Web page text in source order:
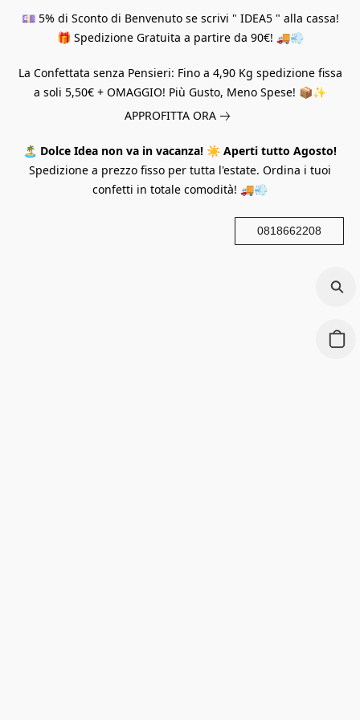
💷 5% di Sconto di Benvenuto se scrivi " IDEA5 " alla cassa!
🎁 Spedizione Gratuita a partire da 90€! 🚚💨
La Confettata senza Pensieri: Fino a 4,90 Kg spedizione fissa
a soli 5,50€ + OMAGGIO! Più Gusto, Meno Spese! 📦✨
APPROFITTA ORA
🏝️ Dolce Idea non va in vacanza! ☀️ Aperti tutto Agosto!
Spedizione a prezzo fisso per tutta l'estate. Ordina i tuoi
confetti in totale comodità! 🚚💨
0818662208